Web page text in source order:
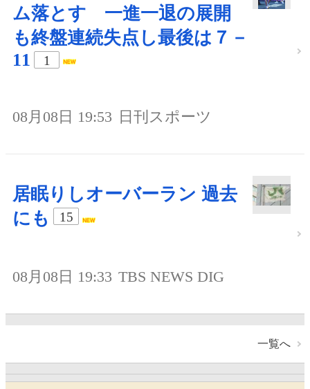
ム落とす 一進一退の展開
も終盤連続失点し最後は７－
11
1
08月08日 19:53 日刊スポーツ
居眠りしオーバーラン 過去
にも
15
08月08日 19:33 TBS NEWS DIG
一覧へ